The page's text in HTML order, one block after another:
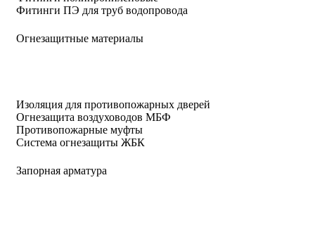
Фитинги ПЭ для труб водопровода
Огнезащитные материалы
Изоляция для противопожарных дверей
Огнезащита воздуховодов МБФ
Противопожарные муфты
Система огнезащиты ЖБК
Запорная арматура